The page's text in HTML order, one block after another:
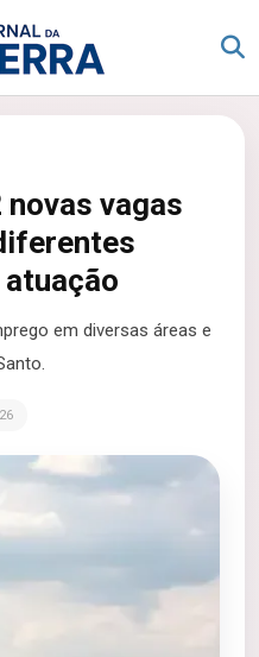
novas vagas
em diversas áreas e